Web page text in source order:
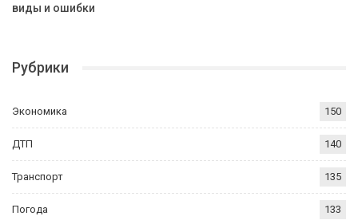
виды и ошибки
Рубрики
Экономика 150
ДТП 140
Транспорт 135
Погода 133